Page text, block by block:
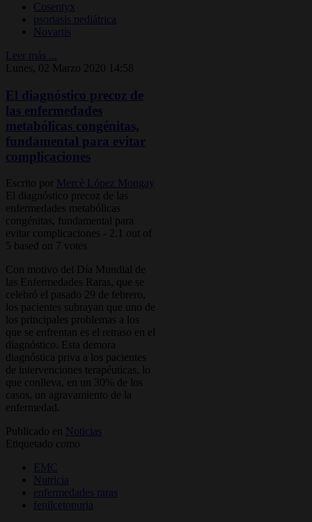
Cosentyx
psoriasis pediátrica
Novartis
Leer más ...
Lunes, 02 Marzo 2020 14:58
El diagnóstico precoz de
las enfermedades
metabólicas congénitas,
fundamental para evitar
complicaciones
Escrito por
Mercè López Mongay
El diagnóstico precoz de las
enfermedades metabólicas
congénitas, fundamental para
evitar complicaciones - 2.1 out of
5 based on 7 votes
Con motivo del Día Mundial de
las Enfermedades Raras, que se
celebró el pasado 29 de febrero,
los pacientes subrayan que uno de
los principales problemas a los
que se enfrentan es el retraso en el
diagnóstico. Esta demora
diagnóstica priva a los pacientes
de intervenciones terapéuticas, lo
que conlleva, en un 30% de los
casos, un agravamiento de la
enfermedad.
Publicado en Noticias
Etiquetado como
EMC
Nutricia
enfermedades raras
fenilcetonuria